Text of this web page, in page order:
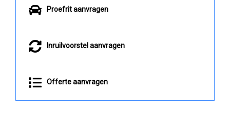
Proefrit aanvragen
Inruilvoorstel aanvragen
Offerte aanvragen